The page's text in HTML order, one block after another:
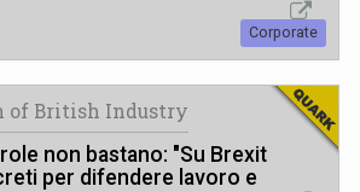
Corporate
of British Industry
non bastano: "Su Brexit
per difendere lavoro e